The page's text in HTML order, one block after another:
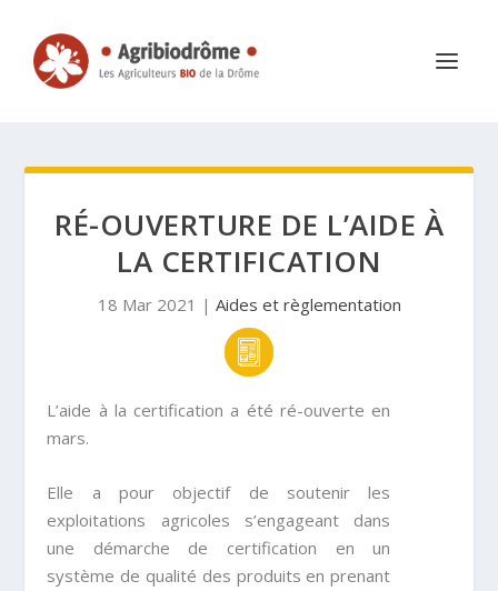
RÉ-OUVERTURE DE L’AIDE À
LA CERTIFICATION
18 Mar 2021 | Aides et règlementation
L’aide à la certification a été ré-ouverte en
mars.
Elle a pour objectif de soutenir les
exploitations agricoles s’engageant dans
une démarche de certification en un
système de qualité des produits en prenant